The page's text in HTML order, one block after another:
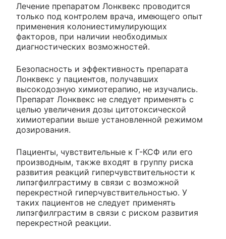
Лечение препаратом Лонквекс проводится
только под контролем врача, имеющего опыт
применения колониестимулирующих
факторов, при наличии необходимых
диагностических возможностей.
Безопасность и эффективность препарата
Лонквекс у пациентов, получавших
высокодозную химиотерапию, не изучались.
Препарат Лонквекс не следует применять с
целью увеличения дозы цитотоксической
химиотерапии выше установленной режимом
дозирования.
Пациенты, чувствительные к Г-КСФ или его
производным, также входят в группу риска
развития реакций гиперчувствительности к
липэгфилграстиму в связи с возможной
перекрестной гиперчувствительностью. У
таких пациентов не следует применять
липэгфилграстим в связи с риском развития
перекрестной реакции.